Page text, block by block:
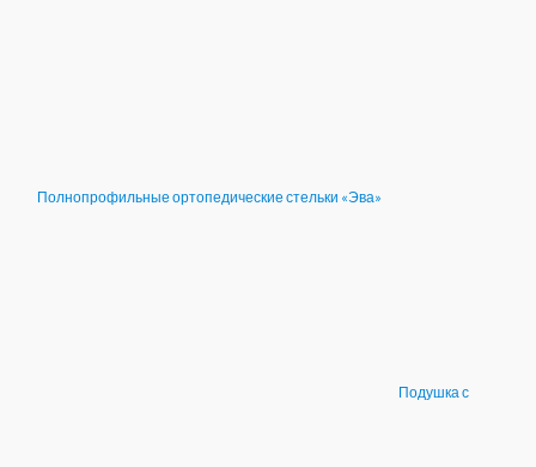
Полнопрофильные ортопедические стельки «Эва»
Подушка с